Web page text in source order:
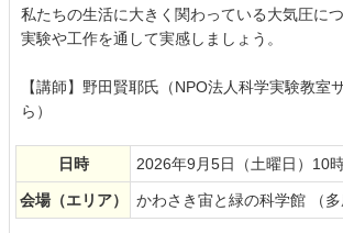
私たちの生活に大きく関わっている大気圧に
実験や工作を通して実感しましょう。
【講師】野田賢耶氏（NPO法人科学実験教室
ら）
日時 2026年9月5日（土曜日）10
会場（エリア） かわさき宙と緑の科学館 （多